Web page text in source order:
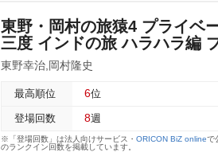
東野・岡村の旅猿4 プライベ
三度 インドの旅 ハラハラ編
東野幸治,岡村隆史
最高順位 6位
登場回数 8週
※「登場回数」は法人向けサービス・ ORICON BiZ onlineで
のランクイン回数を掲載しています。